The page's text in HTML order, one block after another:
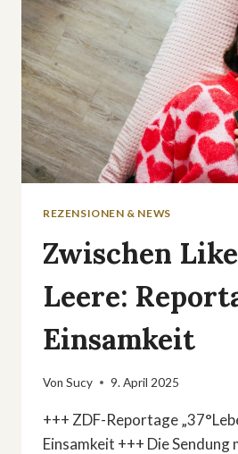
REZENSIONEN & NEWS
Zwischen
Leere:
Einsamkeit
Von Sucy 9. April 2025
+++ ZDF-Reportage
Einsamkeit +++ Die